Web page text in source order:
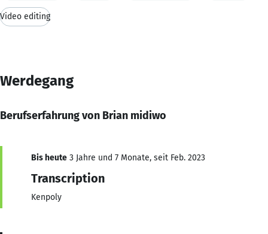
Video editing
Werdegang
Berufserfahrung von Brian midiwo
Bis heute 3 Jahre und 7 Monate, seit Feb. 2023
Transcription
Kenpoly